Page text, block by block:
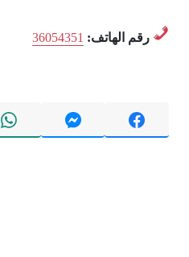
رقم الهاتف: 36054351